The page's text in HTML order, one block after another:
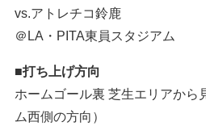
vs.アトレチコ鈴鹿
＠LA・PITA東員スタジアム
■打ち上げ方向
ホームゴール裏 芝生エリアから
ム西側の方向）